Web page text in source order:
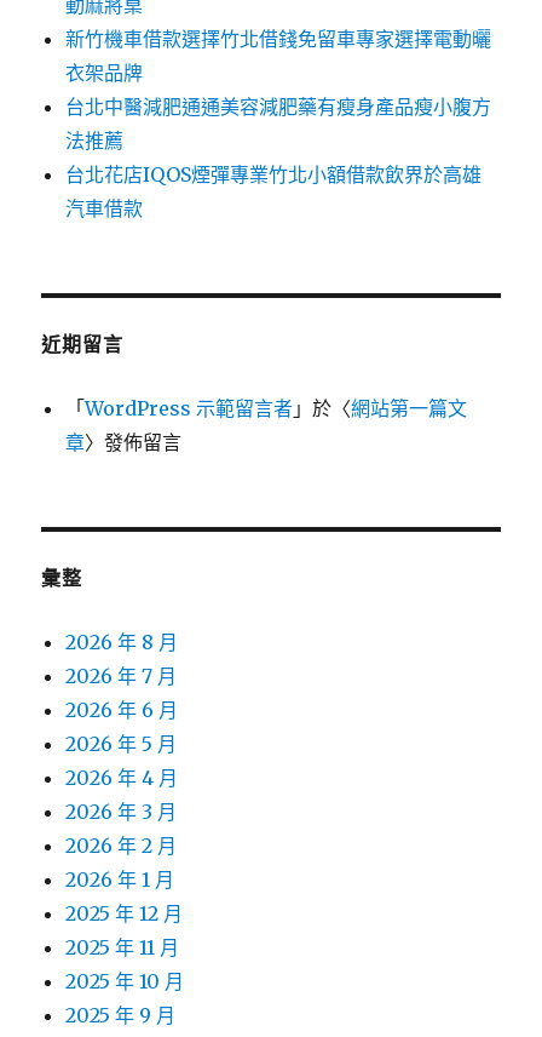
動麻將桌
新竹機車借款選擇竹北借錢免留車專家選擇電動曬
衣架品牌
台北中醫減肥通通美容減肥藥有瘦身產品瘦小腹方
法推薦
台北花店IQOS煙彈專業竹北小額借款飲界於高雄
汽車借款
近期留言
「WordPress 示範留言者 」於〈網站第一篇文
章〉發佈留言
彙整
2026 年 8 月
2026 年 7 月
2026 年 6 月
2026 年 5 月
2026 年 4 月
2026 年 3 月
2026 年 2 月
2026 年 1 月
2025 年 12 月
2025 年 11 月
2025 年 10 月
2025 年 9 月